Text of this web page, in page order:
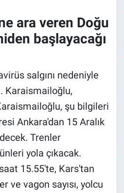
ara veren Doğu
başlayacağı
salgını nedeniyle
Karaismailoğlu,
şu bilgileri
Ankara'dan 15 Aralık
Trenler
yola çıkacak.
15.55'te, Kars'tan
ve vagon sayısı, yolcu